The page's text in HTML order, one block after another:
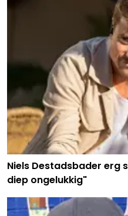
Niels Destadsbader erg
diep ongelukkig"